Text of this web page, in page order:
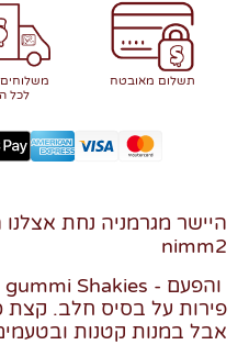
תשלום מאובטח
לכל
היישר מגרמניה נחת
nimm2
פירות על בסיס חלב. קצת
אבל במנות קטנות